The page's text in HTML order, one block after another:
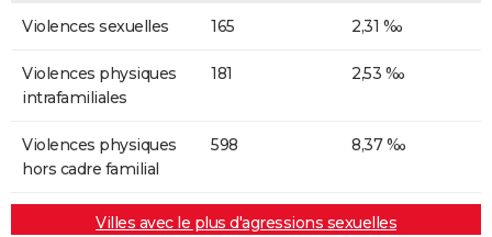
Violences sexuelles 165 2,31 ‰
Violences physiques
intrafamiliales
181 2,53 ‰
Violences physiques
hors cadre familial
598 8,37 ‰
Villes avec le plus d'agressions sexuelles